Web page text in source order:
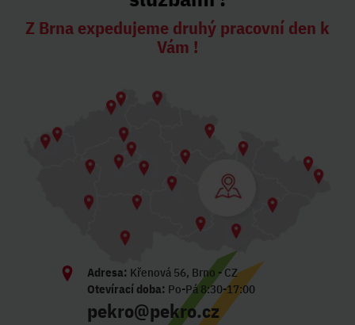
Z Brna expedujeme druhý pracovní den k
Vám !
Adresa: Křenová 56, Brno - CZ
Otevírací doba: Po-Pá 8:30-17:00
pekro@pekro.cz